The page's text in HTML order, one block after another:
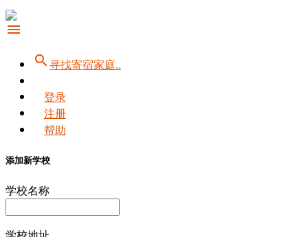
menu
search寻找寄宿家庭..
登录
注册
帮助
添加新学校
学校名称